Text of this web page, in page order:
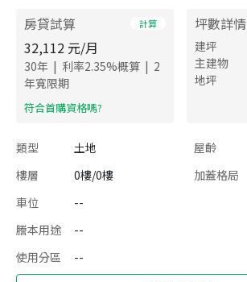
房貸試算 計算
32,112 元/月
30年 | 利率2.35%概算 | 2
年寬限期
​符合首購資格嗎?
坪數詳情
建坪
主建物
地坪
類型 土地 屋齡
樓層
0樓/0樓 加蓋格局
車位
--
謄本用途
--
使用分區
--